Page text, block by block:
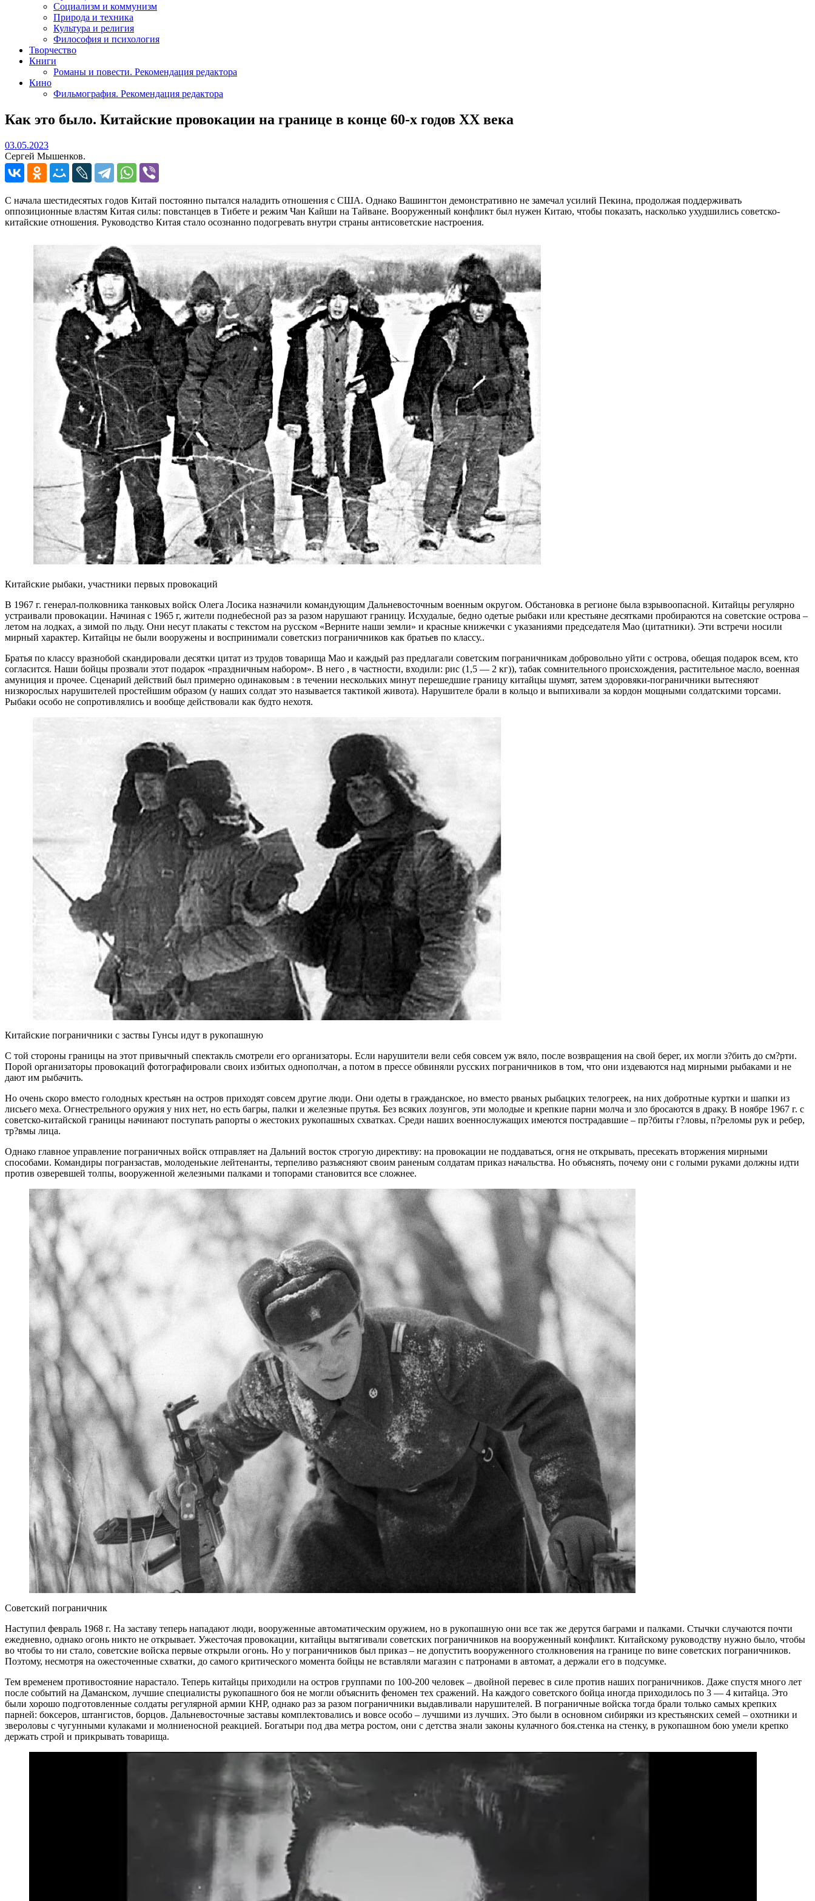
Социализм и коммунизм
Природа и техника
Культура и религия
Философия и психология
Творчество
Книги
Романы и повести. Рекомендация редактора
Кино
Фильмография. Рекомендация редактора
Как это было. Китайские провокации на границе в конце 60-х годов XX века
03.05.202303.05.2023
Сергей Мышенков.
С начала шестидесятых годов Китай постоянно пытался наладить отношения с США. Однако Вашингтон демонстративно не замечал усилий Пекина, продолжая поддерживать
оппозиционные властям Китая силы: повстанцев в Тибете и режим Чан Кайши на Тайване. Вооруженный конфликт был нужен Китаю, чтобы показать, насколько ухудшились советско-
китайские отношения. Руководство Китая стало осознанно подогревать внутри страны антисоветские настроения.
Китайские рыбаки, участники первых провокаций
В 1967 г. генерал-полковника танковых войск Олега Лосика назначили командующим Дальневосточным военным округом. Обстановка в регионе была взрывоопасной. Китайцы регулярно
устраивали провокации. Начиная с 1965 г, жители поднебесной раз за разом нарушают границу. Исхудалые, бедно одетые рыбаки или крестьяне десятками пробираются на советские острова –
летом на лодках, а зимой по льду. Они несут плакаты с текстом на русском «Верните наши земли» и красные книжечки с указаниями председателя Мао (цитатники). Эти встречи носили
мирный характер. Китайцы не были вооружены и воспринимали советскиз пограничников как братьев по классу..
Братья по классу вразнобой скандировали десятки цитат из трудов товарища Мао и каждый раз предлагали советским пограничникам добровольно уйти с острова, обещая подарок всем, кто
согласится. Наши бойцы прозвали этот подарок «праздничным набором». В него , в частности, входили: рис (1,5 — 2 кг)), табак сомнительного происхождения, растительное масло, военная
амуниция и прочее. Сценарий действий был примерно одинаковым : в течении нескольких минут перешедшие границу китайцы шумят, затем здоровяки-пограничники вытесняют
низкорослых нарушителей простейшим образом (у наших солдат это называется тактикой живота). Нарушителе брали в кольцо и выпихивали за кордон мощными солдатскими торсами.
Рыбаки особо не сопротивлялись и вообще действовали как будто нехотя.
Китайские пограничники с заствы Гунсы идут в рукопашную
С той стороны границы на этот привычный спектакль смотрели его организаторы. Если нарушители вели себя совсем уж вяло, после возвращения на свой берег, их могли з?бить до см?рти.
Порой организаторы провокаций фотографировали своих избитых однополчан, а потом в прессе обвиняли русских пограничников в том, что они издеваются над мирными рыбаками и не
дают им рыбачить.
Но очень скоро вместо голодных крестьян на остров приходят совсем другие люди. Они одеты в гражданское, но вместо рваных рыбацких телогреек, на них добротные куртки и шапки из
лисьего меха. Огнестрельного оружия у них нет, но есть багры, палки и железные прутья. Без всяких лозунгов, эти молодые и крепкие парни молча и зло бросаются в драку. В ноябре 1967 г. с
советско-китайской границы начинают поступать рапорты о жестоких рукопашных схватках. Среди наших военнослужащих имеются пострадавшие – пр?биты г?ловы, п?реломы рук и ребер,
тр?вмы лица.
Однако главное управление пограничных войск отправляет на Дальний восток строгую директиву: на провокации не поддаваться, огня не открывать, пресекать вторжения мирными
способами. Командиры погранзастав, молоденькие лейтенанты, терпеливо разъясняют своим раненым солдатам приказ начальства. Но объяснять, почему они с голыми руками должны идти
против озверевшей толпы, вооруженной железными палками и топорами становится все сложнее.
Советский пограничник
Наступил февраль 1968 г. На заставу теперь нападают люди, вооруженные автоматическим оружием, но в рукопашную они все так же дерутся баграми и палками. Стычки случаются почти
ежедневно, однако огонь никто не открывает. Ужесточая провокации, китайцы вытягивали советских пограничников на вооруженный конфликт. Китайскому руководству нужно было, чтобы
во чтобы то ни стало, советские войска первые открыли огонь. Но у пограничников был приказ – не допустить вооруженного столкновения на границе по вине советских пограничников.
Поэтому, несмотря на ожесточенные схватки, до самого критического момента бойцы не вставляли магазин с патронами в автомат, а держали его в подсумке.
Тем временем противостояние нарастало. Теперь китайцы приходили на остров группами по 100-200 человек – двойной перевес в силе против наших пограничников. Даже спустя много лет
после событий на Даманском, лучшие специалисты рукопашного боя не могли объяснить феномен тех сражений. На каждого советского бойца иногда приходилось по 3 — 4 китайца. Это
были хорошо подготовленные солдаты регулярной армии КНР, однако раз за разом пограничники выдавливали нарушителей. В пограничные войска тогда брали только самых крепких
парней: боксеров, штангистов, борцов. Дальневосточные заставы комплектовались и вовсе особо – лучшими из лучших. Это были в основном сибиряки из крестьянских семей – охотники и
звероловы с чугунными кулаками и молниеносной реакцией. Богатыри под два метра ростом, они с детства знали законы кулачного боя.стенка на стенку, в рукопашном бою умели крепко
держать строй и прикрывать товарища.